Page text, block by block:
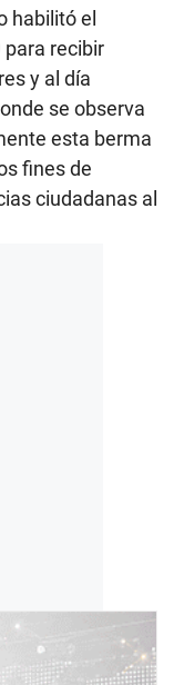
habilitó el
para recibir
y al día
se observa
esta berma
fines de
ciudadanas al